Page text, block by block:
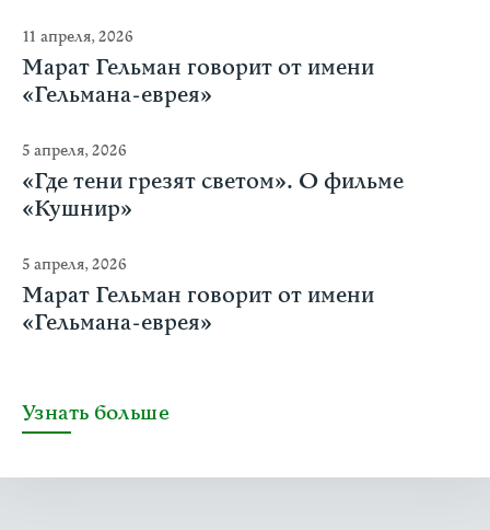
11 апреля, 2026
Марат Гельман говорит от имени
«Гельмана-еврея»
5 апреля, 2026
«Где тени грезят светом». О фильме
«Кушнир»
5 апреля, 2026
Марат Гельман говорит от имени
«Гельмана-еврея»
Узнать больше